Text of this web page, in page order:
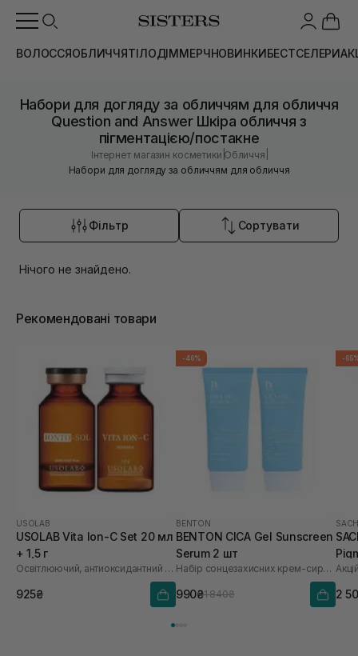
ВОЛОССЯОБЛИЧЧЯТІЛОДІММЕРЧНОВИНКИБЕСТСЕЛЕРИ
Набори для догляду за обличчям для обличчя
Question and Answer Шкіра обличчя з
пігментацією/постакне
Інтернет магазин косметики |Обличчя
Набори для догляду за обличчям для обличчя
Фільтр Сортувати
Нічого не знайдено.
Рекомендовані товари
USOLAB
USOLAB Vita Ion-C Set 20 мл
+ 1,5 г
Освітлюючий, антиоксидантний та омолоджуючий набір
925₴
-46%
BENTON
BENTON CICA Gel Sunscreen
Serum 2 шт
Набір сонцезахисних крем-сироваток
990₴1 840₴
-
2